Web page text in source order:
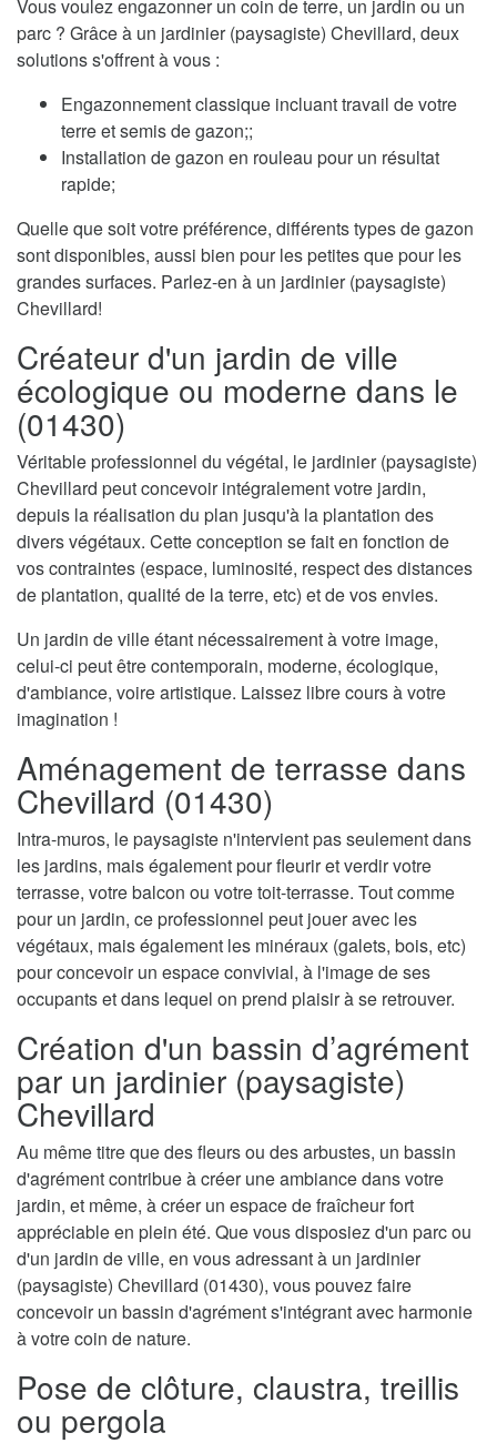
Vous voulez engazonner un coin de terre, un jardin ou un
parc ? Grâce à un jardinier (paysagiste) Chevillard, deux
solutions s'offrent à vous :
Engazonnement classique incluant travail de votre
terre et semis de gazon;;
Installation de gazon en rouleau pour un résultat
rapide;
Quelle que soit votre préférence, différents types de gazon
sont disponibles, aussi bien pour les petites que pour les
grandes surfaces. Parlez-en à un jardinier (paysagiste)
Chevillard!
Créateur d'un jardin de ville
écologique ou moderne dans le
(01430)
Véritable professionnel du végétal, le jardinier (paysagiste)
Chevillard peut concevoir intégralement votre jardin,
depuis la réalisation du plan jusqu'à la plantation des
divers végétaux. Cette conception se fait en fonction de
vos contraintes (espace, luminosité, respect des distances
de plantation, qualité de la terre, etc) et de vos envies.
Un jardin de ville étant nécessairement à votre image,
celui-ci peut être contemporain, moderne, écologique,
d'ambiance, voire artistique. Laissez libre cours à votre
imagination !
Aménagement de terrasse dans
Chevillard (01430)
Intra-muros, le paysagiste n'intervient pas seulement dans
les jardins, mais également pour fleurir et verdir votre
terrasse, votre balcon ou votre toit-terrasse. Tout comme
pour un jardin, ce professionnel peut jouer avec les
végétaux, mais également les minéraux (galets, bois, etc)
pour concevoir un espace convivial, à l'image de ses
occupants et dans lequel on prend plaisir à se retrouver.
Création d'un bassin d’agrément
par un jardinier (paysagiste)
Chevillard
Au même titre que des fleurs ou des arbustes, un bassin
d'agrément contribue à créer une ambiance dans votre
jardin, et même, à créer un espace de fraîcheur fort
appréciable en plein été. Que vous disposiez d'un parc ou
d'un jardin de ville, en vous adressant à un jardinier
(paysagiste) Chevillard (01430), vous pouvez faire
concevoir un bassin d'agrément s'intégrant avec harmonie
à votre coin de nature.
Pose de clôture, claustra, treillis
ou pergola